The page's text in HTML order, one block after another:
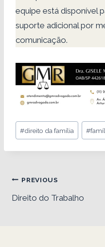
equipe está disponível
suporte adicional por
comunicação.
Post
Tags:
#direito da família #
de
PREVIOUS
Direito do Trabalho